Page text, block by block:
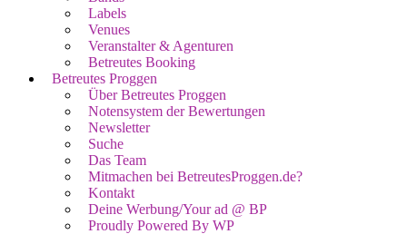
Labels
Venues
Veranstalter & Agenturen
Betreutes Booking
Betreutes Proggen
Über Betreutes Proggen
Notensystem der Bewertungen
Newsletter
Suche
Das Team
Mitmachen bei BetreutesProggen.de?
Kontakt
Deine Werbung/Your ad @ BP
Proudly Powered By WP